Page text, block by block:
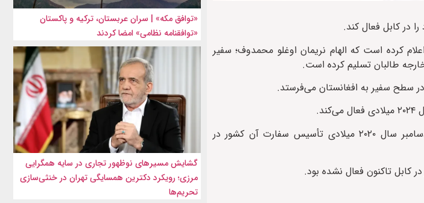
در کابل فعال کند.
وزارت خارجه حکومت سرپرست افغانستان، امروز پنج‌شنبه، ۲۶ بهمن اعلام کرده است که الهام نریمان اوغلو محمدوف؛ سفیر
طالبان تسلیم کرده است.
سطح سفیر به افغانستان می‌فرستد.
براساس اطلاعات منتشر شده در وب‌سایت وزارت خارجه‌ آذربایجان، پارلمان آن کشور در ۳۰ دسامبر سال ۲۰۲۰ میلادی تأسیس سفارت آن کشور در
کابل تاکنون فعال نشده بود.
«توافق مکه» | سران عربستان، ترکیه و پاکستان
«توافقنامه نظامی» امضا کردند
گشایش مسیرهای نوظهور تجاری در سایه همگرایی
مرزی؛ رویکرد دکترین همسایگی تهران در خنثی‌سازی
تحریم‌ها